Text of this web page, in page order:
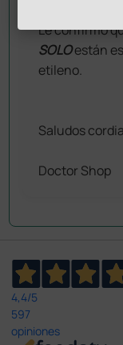
Le confirmo
SOLOestán
etileno.
Saludos
Doctor Shop
4,4/5
597
opiniones